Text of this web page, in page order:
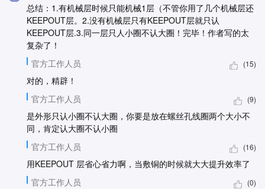
总结：1.有机械层时候只能机械1层（不管你用了几个机械层还
KEEPOUT层。2.没有机械层只有KEEPOUT层就只认
KEEPOUT层.3.同一层只人小圈不认大圈！完毕！作者写的太
复杂了！
官方工作人员
(15)
对的，精辟！
官方工作人员
(9)
是外形只认小圈不认大圈，你要是放在螺丝孔线圈两个大小不
同，肯定认大圈不认小圈
官方工作人员
(16)
用KEEPOUT 层省心省力啊，当敷铜的时候就大大提升效率了
官方工作人员
(0)